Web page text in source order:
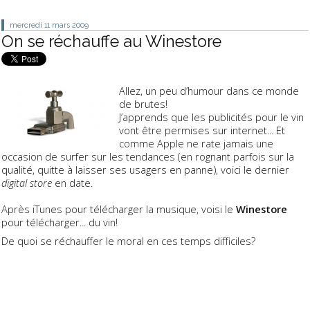
mercredi 11 mars 2009
On se réchauffe au Winestore
Allez, un peu d’humour dans ce monde
de brutes!
J’apprends que les publicités pour le vin
vont être permises sur internet... Et
comme Apple ne rate jamais une
occasion de surfer sur les tendances (en rognant parfois sur la
qualité, quitte à laisser ses usagers en panne), voici le dernier
digital store en date.
Après iTunes pour télécharger la musique, voisi le Winestore
pour télécharger... du vin!
De quoi se réchauffer le moral en ces temps difficiles?